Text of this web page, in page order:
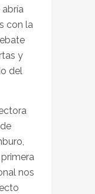
con la
y
del
nos